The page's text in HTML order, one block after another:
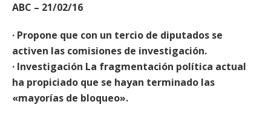
ABC – 21/02/16
· Propone que con un tercio de diputados se
activen las comisiones de investigación.
· Investigación La fragmentación política actual
ha propiciado que se hayan terminado las
«mayorías de bloqueo».